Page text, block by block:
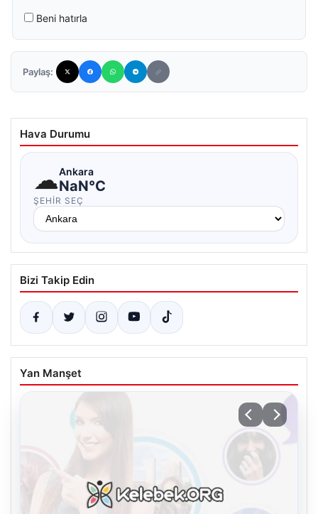
Beni hatırla
Paylaş:
Hava Durumu
☁Ankara
NaN°C
ŞEHIR SEÇ
Bizi Takip Edin
Yan Manşet